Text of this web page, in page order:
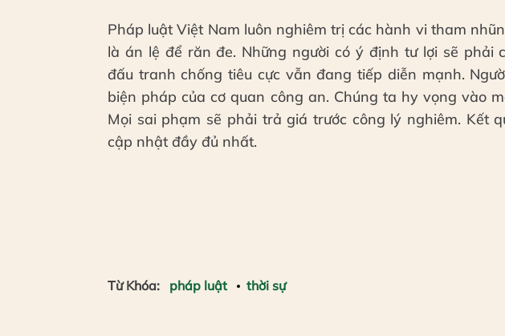
Pháp luật Việt Nam luôn nghiêm trị các hành vi tham
là án lệ để răn đe. Những người có ý định tư lợi sẽ phải
đấu tranh chống tiêu cực vẫn đang tiếp diễn mạnh.
biện pháp của cơ quan công an. Chúng ta hy vọng vào
Mọi sai phạm sẽ phải trả giá trước công lý nghiêm. Kết
cập nhật đầy đủ nhất.
Từ Khóa: pháp luật thời sự